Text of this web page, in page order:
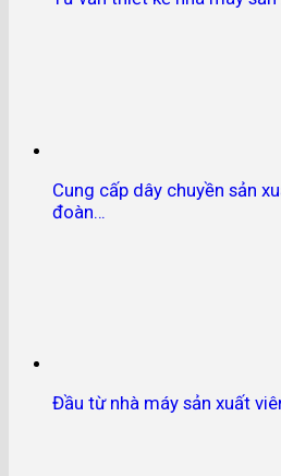
Cung cấp dây chuyền sản
đoàn…
Đầu từ nhà máy sản xuất